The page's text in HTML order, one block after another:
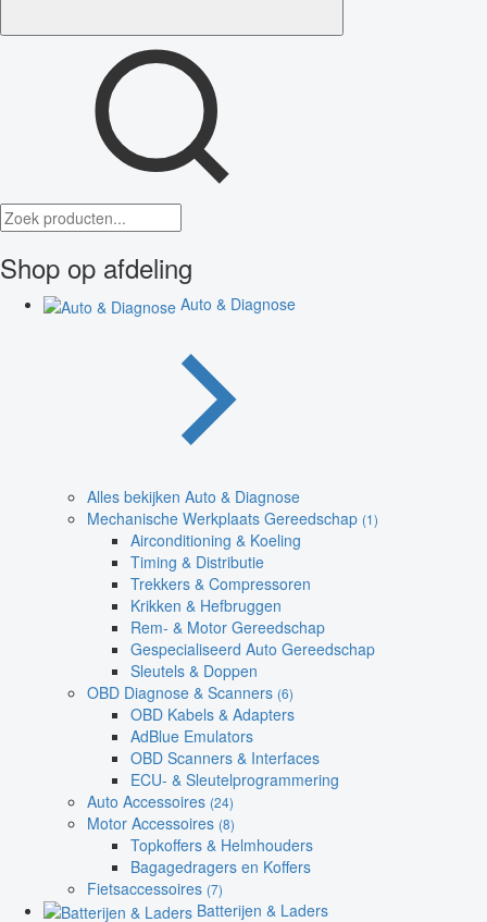
Shop op afdeling
Auto & Diagnose
Alles bekijken Auto & Diagnose
Mechanische Werkplaats Gereedschap (1)
Airconditioning & Koeling
Timing & Distributie
Trekkers & Compressoren
Krikken & Hefbruggen
Rem- & Motor Gereedschap
Gespecialiseerd Auto Gereedschap
Sleutels & Doppen
OBD Diagnose & Scanners (6)
OBD Kabels & Adapters
AdBlue Emulators
OBD Scanners & Interfaces
ECU- & Sleutelprogrammering
Auto Accessoires (24)
Motor Accessoires (8)
Topkoffers & Helmhouders
Bagagedragers en Koffers
Fietsaccessoires (7)
Batterijen & Laders